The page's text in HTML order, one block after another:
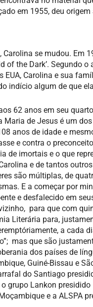
em 1955, deu
se mudou. Em
of the Dark’. Segundo
EUA, Carolina e sua
indício algum de que
62 anos em seu
Maria de Jesus é um
anos de idade e
e contra o
de imortais e o que
e de tantos
são múltiplas, de
E a começar por
e desfalecido em
para que com
Literária para,
a cada
mas que são
dos países de
Guiné-Bissau e
do Santiago
grupo Lankon
e a ALSPA